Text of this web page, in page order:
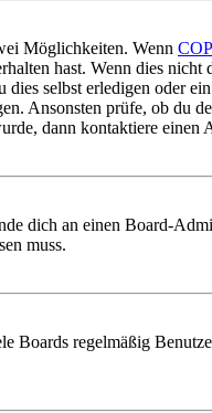
Möglichkeiten. Wenn
hast. Wenn dies
selbst erledigen oder
Ansonsten prüfe, ob du
dann kontaktiere einen
dich an einen Board-
muss.
Boards regelmäßig